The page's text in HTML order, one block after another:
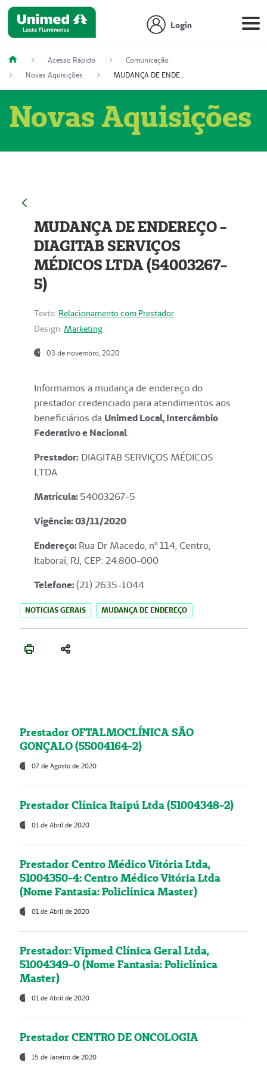
Login
Acesso Rápido
Comunicação
Novas Aquisições
MUDANÇA DE ENDEREÇO - DIAGITAB SERVIÇOS MÉDICOS LTDA (54003267-5)
Novas Aquisições
MUDANÇA DE ENDEREÇO -
DIAGITAB SERVIÇOS
MÉDICOS LTDA (54003267-
5)
Texto: Relacionamento com Prestador
Design: Marketing
03 de novembro, 2020
Informamos a mudança de endereço do
prestador credenciado para atendimentos aos
beneficiários da Unimed Local, Intercâmbio
Federativo e Nacional.
Prestador: DIAGITAB SERVIÇOS MÉDICOS
LTDA
Matrícula:54003267-5
Vigência: 03/11/2020
Endereço:Rua Dr Macedo, nº 114, Centro,
Itaboraí, RJ, CEP: 24.800-000
Telefone:(21) 2635-1044
NOTICIAS GERAIS MUDANÇA DE ENDEREÇO
Prestador OFTALMOCLÍNICA SÃO
GONÇALO (55004164-2)
07 de Agosto de 2020
Prestador Clínica Itaipú Ltda (51004348-2)
01 de Abril de 2020
Prestador Centro Médico Vitória Ltda,
51004350-4: Centro Médico Vitória Ltda
(Nome Fantasia: Policlínica Master)
01 de Abril de 2020
Prestador: Vipmed Clínica Geral Ltda,
51004349-0 (Nome Fantasia: Policlínica
Master)
01 de Abril de 2020
Prestador CENTRO DE ONCOLOGIA
15 de Janeiro de 2020